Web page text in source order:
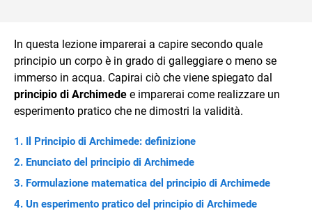
In questa lezione imparerai a capire secondo quale
principio un corpo è in grado di galleggiare o meno se
immerso in acqua. Capirai ciò che viene spiegato dal
principio di Archimede e imparerai come realizzare un
esperimento pratico che ne dimostri la validità.
Il Principio di Archimede: definizione
Enunciato del principio di Archimede
Formulazione matematica del principio di Archimede
Un esperimento pratico del principio di Archimede